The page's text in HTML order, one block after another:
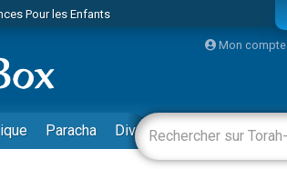
Pour les Enfants
un appartement insalubre
Mon compte
Paracha Divertissements Livres